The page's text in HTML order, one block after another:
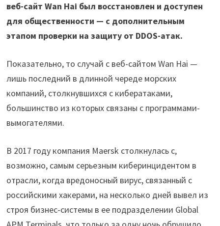
веб-сайт Wan Hai был восстановлен и доступен
для общественности — с дополнительным
этапом проверки на защиту от DDOS-атак.
Показательно, то случай с веб-сайтом Wan Hai —
лишь последний в длинной череде морских
компаний, столкнувшихся с кибератаками,
большинство из которых связаны с программами-
вымогателями.
В 2017 году компания Maersk столкнулась с,
возможно, самым серьезным киберинцидентом в
отрасли, когда вредоносный вирус, связанный с
российскими хакерами, на несколько дней вывел из
строя бизнес-системы в ее подразделении Global